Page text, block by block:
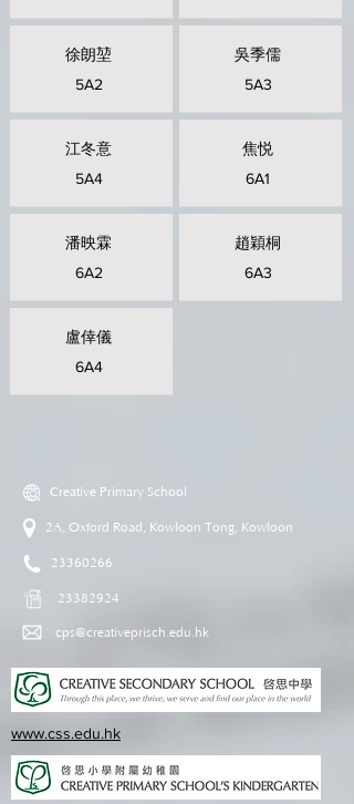
徐朗堃
5A2
江冬意
5A4
潘映霖
6A2
盧倖儀
6A4
吳季儒
5A3
焦悦
6A1
趙穎桐
6A3
Creative Primary School
2A, Oxford Road, Kowloon Tong, Kowloon
23360266
23382924
cps@creativeprisch.edu.hk
www.css.edu.hk